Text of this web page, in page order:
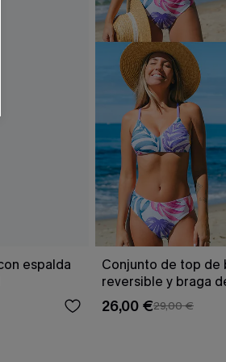
espalda
Conjunto de top de
reversible y braga
Escaping
26,00 €29,00 €
formulario, usted acepta nuestros
, y además acepta recibir correos
de Cupshe en cualquier momento del
compra. Podemos utilizar la
y ofertas adaptados a su perfil.